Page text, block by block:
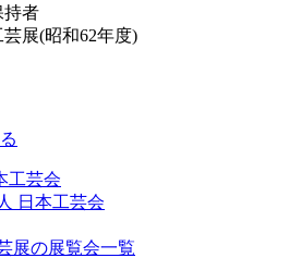
持者
展(昭和62年度)
工芸会
日本工芸会
展の展覧会一覧